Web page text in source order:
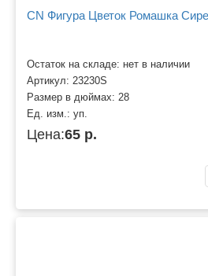
CN Фигура Цветок Ромашка
Остаток на складе: нет в наличии
Артикул: 23230S
Размер в дюймах: 28
Ед. изм.: уп.
Цена:65 р.